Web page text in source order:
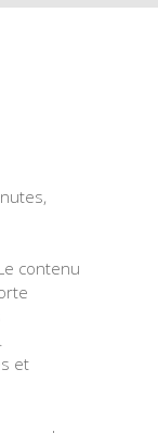
contenu
et